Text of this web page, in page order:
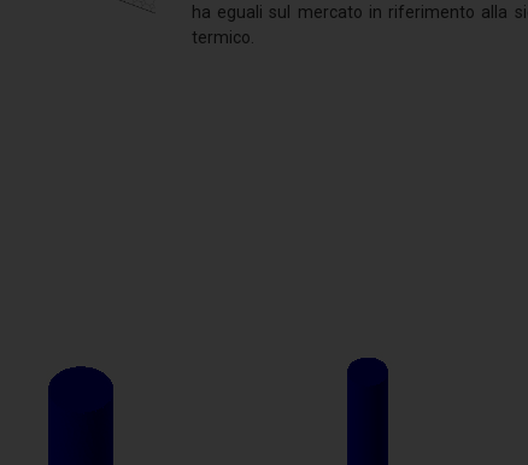
ha eguali sul mercato in riferimento alla
termico.